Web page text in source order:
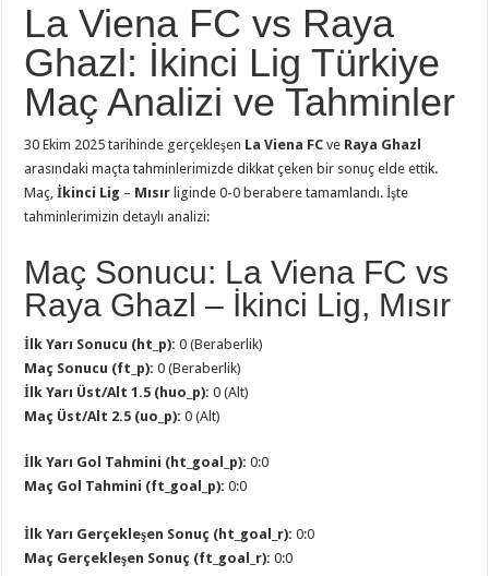
La Viena FC vs Raya
Ghazl: İkinci Lig Türkiye
Maç Analizi ve Tahminler
30 Ekim 2025 tarihinde gerçekleşen La Viena FC ve Raya Ghazl
arasındaki maçta tahminlerimizde dikkat çeken bir sonuç elde ettik.
Maç,İkinci Lig – Mısır liginde 0-0 berabere tamamlandı. İşte
tahminlerimizin detaylı analizi:
Maç Sonucu: La Viena FC vs
Raya Ghazl – İkinci Lig, Mısır
İlk Yarı Sonucu (ht_p): 0 (Beraberlik)
Maç Sonucu (ft_p): 0 (Beraberlik)
İlk Yarı Üst/Alt 1.5 (huo_p): 0 (Alt)
Maç Üst/Alt 2.5 (uo_p): 0 (Alt)
İlk Yarı Gol Tahmini (ht_goal_p): 0:0
Maç Gol Tahmini (ft_goal_p): 0:0
İlk Yarı Gerçekleşen Sonuç (ht_goal_r): 0:0
Maç Gerçekleşen Sonuç (ft_goal_r): 0:0